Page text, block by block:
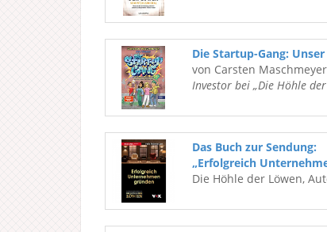
Die Startup-Gang:
von Carsten Maschmeyer
Investor bei „Die Höhle
Das Buch zur Sendung:
„Erfolgreich
Die Höhle der Löwen,